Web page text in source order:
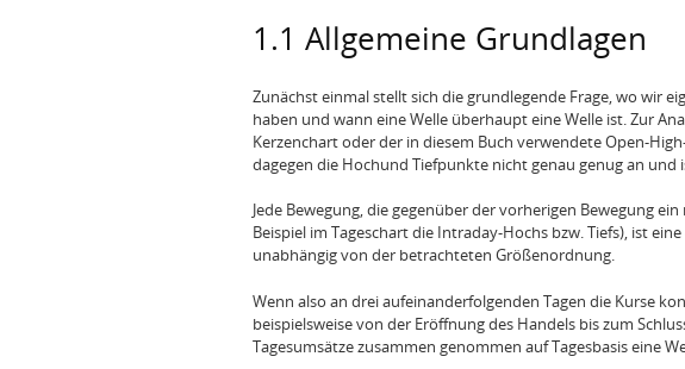
1.1 Allgemeine Grundlagen
Zunächst einmal stellt sich die grundlegende Frage, wo wir
haben und wann eine Welle überhaupt eine Welle ist. Zur
Kerzenchart oder der in diesem Buch verwendete Open-
dagegen die Hochund Tiefpunkte nicht genau genug an und
Jede Bewegung, die gegenüber der vorherigen Bewegung
Beispiel im Tageschart die Intraday-Hochs bzw. Tiefs), ist
unabhängig von der betrachteten Größenordnung.
Wenn also an drei aufeinanderfolgenden Tagen die Kurse
beispielsweise von der Eröffnung des Handels bis zum
Tagesumsätze zusammen genommen auf Tagesbasis eine